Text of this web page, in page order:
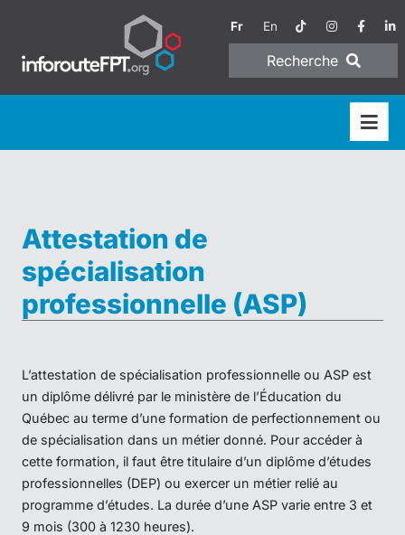
Fr En
Recherche
Attestation de
spécialisation
professionnelle (ASP)
L’attestation de spécialisation professionnelle ou ASP est
un diplôme délivré par le ministère de l’Éducation du
Québec au terme d’une formation de perfectionnement ou
de spécialisation dans un métier donné. Pour accéder à
cette formation, il faut être titulaire d’un diplôme d’études
professionnelles (DEP) ou exercer un métier relié au
programme d’études. La durée d’une ASP varie entre 3 et
9 mois (300 à 1230 heures).